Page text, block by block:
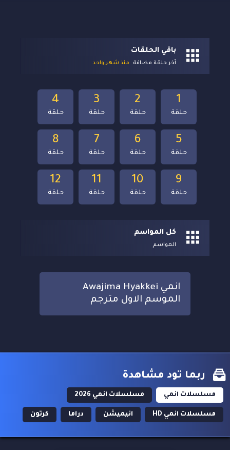
باقي الحلقات
آخر حلقة مضافة منذ شهر واحد
12
حلقة
11
حلقة
10
حلقة
9
حلقة
8
حلقة
7
حلقة
6
حلقة
5
حلقة
4
حلقة
3
حلقة
2
حلقة
1
حلقة
كل المواسم
المواسم
انمي Awajima Hyakkei
الموسم الاول مترجم
ربما تود مشاهدة
مسلسلات انمي مسلسلات انمي 2026
مسلسلات انمي HD انيميشن دراما كرتون